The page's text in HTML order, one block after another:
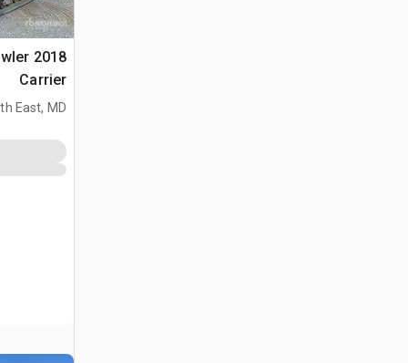
Carrier
East, MD